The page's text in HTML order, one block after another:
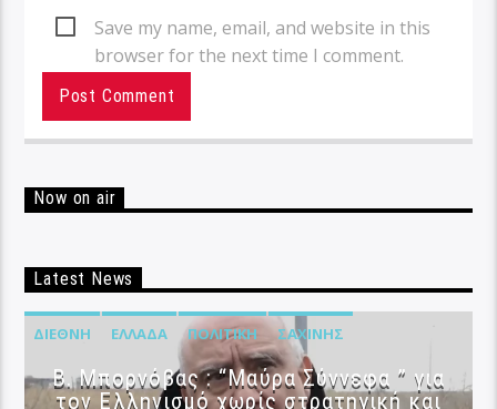
Save my name, email, and website in this
browser for the next time I comment.
Now on air
Latest News
ΔΙΕΘΝΉ ΕΛΛΆΔΑ ΠΟΛΙΤΙΚΉ ΣΑΧΊΝΗΣ
B. Μπορνόβας : “Μαύρα Σύννεφα ” για
τον Ελληνισμό χωρίς στρατηγική και